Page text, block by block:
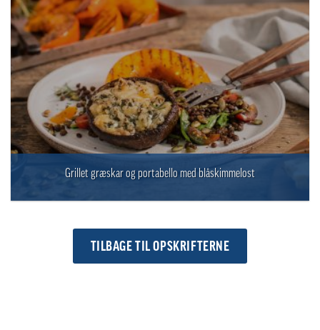
Grillet græskar og portabello med blåskimmelost
TILBAGE TIL OPSKRIFTERNE